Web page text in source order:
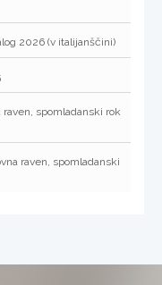
2026 (v italijanščini)
spomladanski rok
raven, spomladanski